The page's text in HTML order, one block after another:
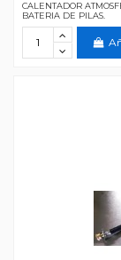
CALENTADOR
BATERIA DE PILAS.